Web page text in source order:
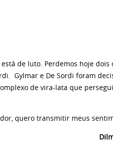
de luto. Perdemos hoje dois
Gylmar e De Sordi foram
de vira-lata que
quero transmitir meus